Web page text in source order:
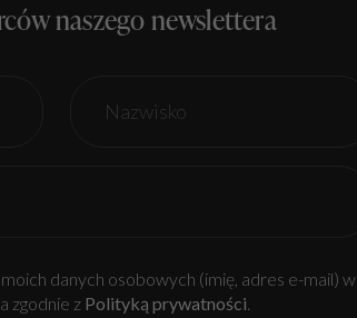
naszego newslettera
danych osobowych (imię, adres e-mail) w
zgodnie z Polityką prywatności.